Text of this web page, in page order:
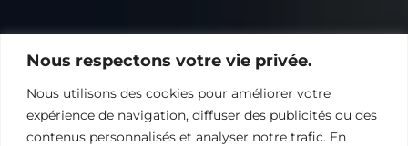
Nous respectons votre vie privée.
Nous utilisons des cookies pour améliorer votre
expérience de navigation, diffuser des publicités ou des
contenus personnalisés et analyser notre trafic. En